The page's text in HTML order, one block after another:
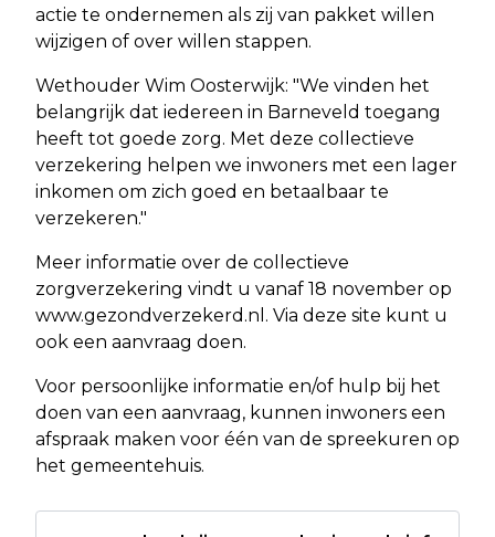
actie te ondernemen als zij van pakket willen
wijzigen of over willen stappen.
Wethouder Wim Oosterwijk: "We vinden het
belangrijk dat iedereen in Barneveld toegang
heeft tot goede zorg. Met deze collectieve
verzekering helpen we inwoners met een lager
inkomen om zich goed en betaalbaar te
verzekeren."
Meer informatie over de collectieve
zorgverzekering vindt u vanaf 18 november op
www.gezondverzekerd.nl. Via deze site kunt u
ook een aanvraag doen.
Voor persoonlijke informatie en/of hulp bij het
doen van een aanvraag, kunnen inwoners een
afspraak maken voor één van de spreekuren op
het gemeentehuis.